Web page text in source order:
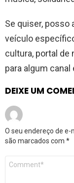
Se quiser, posso
veículo
cultura, portal de
para algum
DEIXE UM
O seu endereço de e-
são marcados com *
Comentário